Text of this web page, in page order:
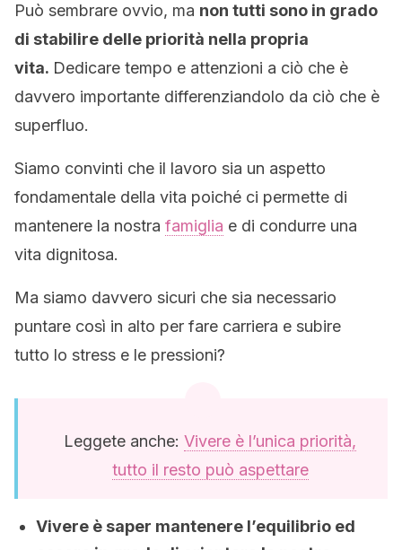
Può sembrare ovvio, ma non tutti sono in grado
di stabilire delle priorità nella propria
vita. Dedicare tempo e attenzioni a ciò che è
davvero importante differenziandolo da ciò che è
superfluo.
Siamo convinti che il lavoro sia un aspetto
fondamentale della vita poiché ci permette di
mantenere la nostra famiglia e di condurre una
vita dignitosa.
Ma siamo davvero sicuri che sia necessario
puntare così in alto per fare carriera e subire
tutto lo stress e le pressioni?
Leggete anche: Vivere è l’unica priorità,
tutto il resto può aspettare
Vivere è saper mantenere l’equilibrio ed